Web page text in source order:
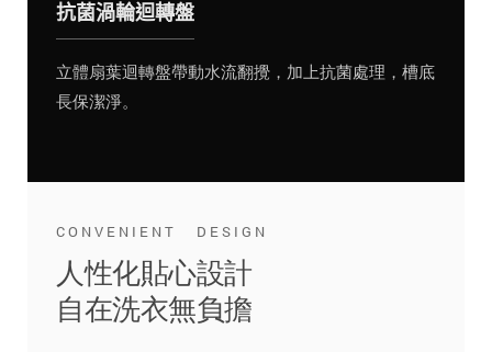
抗菌渦輪迴轉盤
立體扇葉迴轉盤帶動水流翻攪，加上抗菌處理，槽底
長保潔淨。
CONVENIENT DESIGN
人性化貼心設計
自在洗衣無負擔